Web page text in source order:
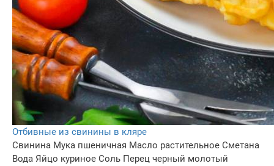
Отбивные из свинины в кляре
Свинина Мука пшеничная Масло растительное Сметана
Вода Яйцо куриное Соль Перец черный молотый